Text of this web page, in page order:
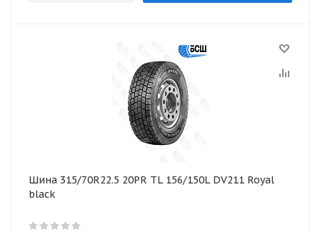
Шина 315/70R22.5 20PR TL 156/150L DV211 Royal
black